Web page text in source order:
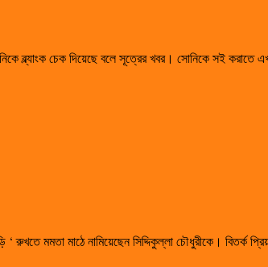
ব্ল্যাংক চেক দিয়েছে বলে সূত্রের খবর। সোনিকে সই
মমতা মাঠে নামিয়েছেন সিদ্দিকুল্লা চৌধুরীকে। বিতর্ক